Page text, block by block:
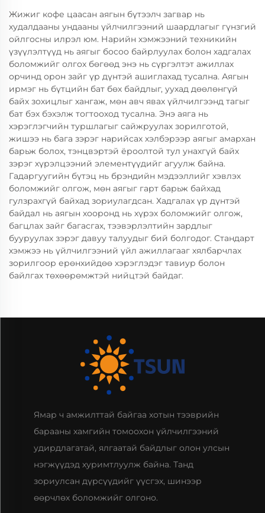
Жижиг кофе цаасан аягын бүтээлч загвар нь
худалдааны ундааны үйлчилгээний шаардлагыг гүнзгий
ойлгосны илрэл юм. Нарийн хэмжээний техникийн
үзүүлэлтүүд нь аягыг босоо байрлуулах болон хадгалах
боломжийг олгох бөгөөд энэ нь сүргэлтэт ажиллах
орчинд орон зайг үр дүнтэй ашиглахад тусална. Аягын
ирмэг нь бүтцийн бат бөх байдлыг, уухад дөөлөнгүй
байх зохицлыг хангаж, мөн авч явах үйлчилгээнд тагыг
бат бэх бэхэлж тогтооход тусална. Энэ аяга нь
хэрэглэгчийн туршлагыг сайжруулах зорилготой,
жишээ нь бага зэрэг нарийсах хэлбэрээр аягыг амархан
барьж болох, тэнцвэртэй ёроолтой тул унахгүй байх
зэрэг хүрэлцээний элементүүдийг агуулж байна.
Гадаргуугийн бүтэц нь брэндийн мэдээллийг хэвлэх
боломжийг олгож, мөн аягыг гарт барьж байхад
гулзрахгүй байхад зориулагдсан. Хадгалах үр дүнтэй
байдал нь аягын хооронд нь хүрэх боломжийг олгож,
багцлах зайг багасгах, тээвэрлэлтийн зардлыг
бууруулах зэрэг давуу талуудыг бий болгодог. Стандарт
хэмжээ нь үйлчилгээний үйл ажиллагааг хялбарчлах
зорилгоор ерөнхийдөө хэрэглэдэг тавиур болон
байлгах төхөөрөмжтэй нийцтэй байдаг.
Ямар ч амжилттай байгаа хотын тээврийн
барааны хамгийн томоохон үйлчилгээний
удирдлагатай, ялгаатай байдлыг олон улсын
нэгжүүдэд хуримтлуулж байна. Танд
зориулсан дүрсүүдийг үүсгэх, шинээр
өөрчлөх боломжийг олгоно.